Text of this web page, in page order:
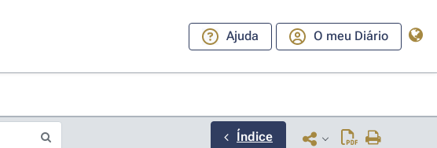
Ajuda O meu Diário
Índice